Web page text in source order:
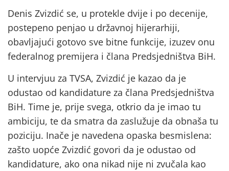
Denis Zvizdić se, u protekle dvije i po decenije,
postepeno penjao u državnoj hijerarhiji,
obavljajući gotovo sve bitne funkcije, izuzev onu
federalnog premijera i člana Predsjedništva BiH.
U intervjuu za TVSA, Zvizdić je kazao da je
odustao od kandidature za člana Predsjedništva
BiH. Time je, prije svega, otkrio da je imao tu
ambiciju, te da smatra da zaslužuje da obnaša tu
poziciju. Inače je navedena opaska besmislena:
zašto uopće Zvizdić govori da je odustao od
kandidature, ako ona nikad nije ni zvučala kao